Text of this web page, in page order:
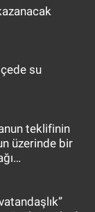
su
teklifinin
üzerinde bir